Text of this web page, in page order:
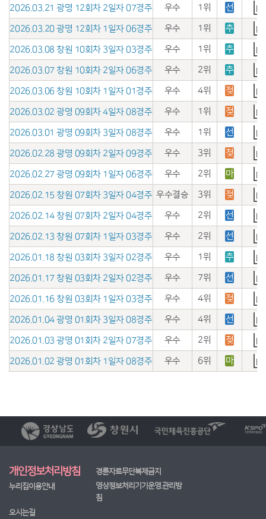
2026.03.21 광명 12회차 2일자 07경주 우수 1위 선
2026.03.20 광명 12회차 1일자 06경주 우수 1위 추
2026.03.08 창원 10회차 3일자 03경주 우수 1위 추
2026.03.07 창원 10회차 2일자 06경주 우수 2위 추
2026.03.06 창원 10회차 1일자 01경주 우수 4위 젖
2026.03.02 광명 09회차 4일자 08경주 우수 1위 젖
2026.03.01 광명 09회차 3일자 08경주 우수 1위 선
2026.02.28 광명 09회차 2일자 09경주 우수 3위 젖
2026.02.27 광명 09회차 1일자 06경주 우수 2위 마
2026.02.15 창원 07회차 3일자 04경주 우수결승 3위 젖
2026.02.14 창원 07회차 2일자 04경주 우수 2위 선
2026.02.13 창원 07회차 1일자 03경주 우수 2위 선
2026.01.18 창원 03회차 3일자 02경주 우수 1위 추
2026.01.17 창원 03회차 2일자 02경주 우수 7위 선
2026.01.16 창원 03회차 1일자 03경주 우수 4위 젖
2026.01.04 광명 01회차 3일자 08경주 우수 4위 선
2026.01.03 광명 01회차 2일자 07경주 우수 2위 젖
2026.01.02 광명 01회차 1일자 08경주 우수 6위 마
개인정보처리방침
경륜자료무단복제금지
누리집이용안내
영상정보처리기기운영.관리방
침
오시는길